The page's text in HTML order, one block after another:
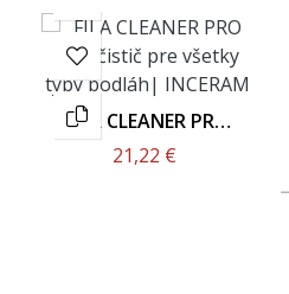
FILA CLEANER PRO
1L
21,22 €